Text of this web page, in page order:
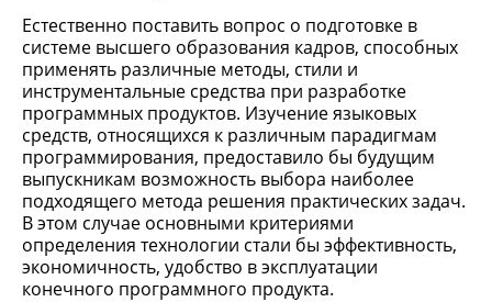
Естественно поставить вопрос о подготовке в
системе высшего образования кадров, способных
применять различные методы, стили и
инструментальные средства при разработке
программных продуктов. Изучение языковых
средств, относящихся к различным парадигмам
программирования, предоставило бы будущим
выпускникам возможность выбора наиболее
подходящего метода решения практических задач.
В этом случае основными критериями
определения технологии стали бы эффективность,
экономичность, удобство в эксплуатации
конечного программного продукта.